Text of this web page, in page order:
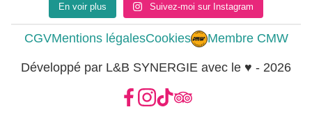
En voir plus Suivez-moi sur Instagram
CGVMentions légalesCookies Membre CMW
Développé par L&B SYNERGIE avec le ♥ - 2026